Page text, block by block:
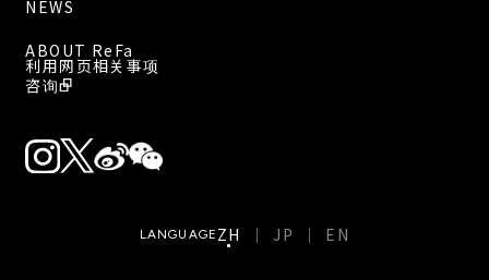
NEWS
ABOUT ReFa
利用网页相关事项
咨询
LANGUAGE ZH JP EN